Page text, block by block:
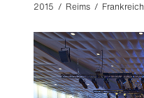
2015 / Reims / Frankreich